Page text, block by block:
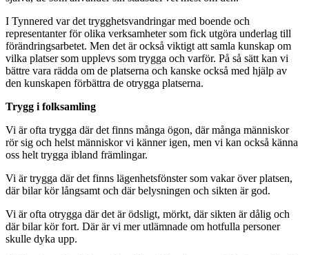
I Tynnered var det trygghetsvandringar med boende och
representanter för olika verksamheter som fick utgöra underlag till
förändringsarbetet. Men det är också viktigt att samla kunskap om
vilka platser som upplevs som trygga och varför. På så sätt kan vi
bättre vara rädda om de platserna och kanske också med hjälp av
den kunskapen förbättra de otrygga platserna.
Trygg i folksamling
Vi är ofta trygga där det finns många ögon, där många människor
rör sig och helst människor vi känner igen, men vi kan också känna
oss helt trygga ibland främlingar.
Vi är trygga där det finns lägenhetsfönster som vakar över platsen,
där bilar kör långsamt och där belysningen och sikten är god.
Vi är ofta otrygga där det är ödsligt, mörkt, där sikten är dålig och
där bilar kör fort. Där är vi mer utlämnade om hotfulla personer
skulle dyka upp.